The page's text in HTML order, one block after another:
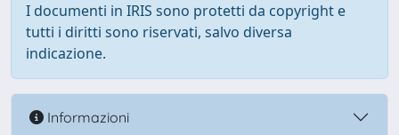
I documenti in IRIS sono protetti da copyright e
tutti i diritti sono riservati, salvo diversa
indicazione.
Informazioni